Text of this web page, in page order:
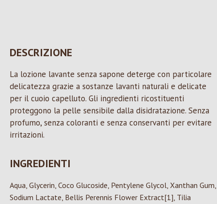
DESCRIZIONE
La lozione lavante senza sapone deterge con particolare
delicatezza grazie a sostanze lavanti naturali e delicate
per il cuoio capelluto. Gli ingredienti ricostituenti
proteggono la pelle sensibile dalla disidratazione. Senza
profumo, senza coloranti e senza conservanti per evitare
irritazioni.
INGREDIENTI
Aqua, Glycerin, Coco Glucoside, Pentylene Glycol, Xanthan Gum,
Sodium Lactate, Bellis Perennis Flower Extract[1], Tilia